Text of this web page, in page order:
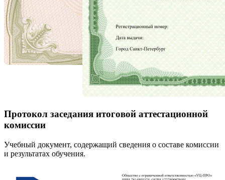
Протокол заседания итоговой аттестационной
комиссии
Учебный документ, содержащий сведения о составе комиссии
и результатах обучения.